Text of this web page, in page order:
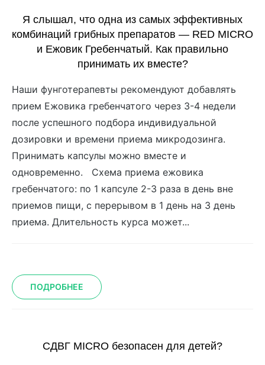
Я слышал, что одна из самых эффективных
комбинаций грибных препаратов — RED MICRO
и Ежовик Гребенчатый. Как правильно
принимать их вместе?
Наши фунготерапевты рекомендуют добавлять
прием Ежовика гребенчатого через 3-4 недели
после успешного подбора индивидуальной
дозировки и времени приема микродозинга.
Принимать капсулы можно вместе и
одновременно. Схема приема ежовика
гребенчатого: по 1 капсуле 2-3 раза в день вне
приемов пищи, с перерывом в 1 день на 3 день
приема. Длительность курса может...
ПОДРОБНЕЕ
СДВГ MICRO безопасен для детей?